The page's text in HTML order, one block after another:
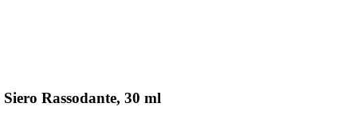
Rassodante, 30 ml